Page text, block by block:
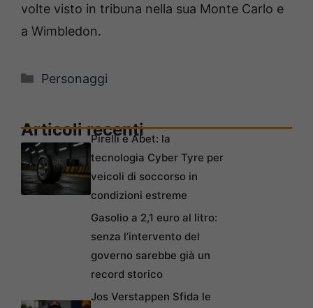
volte visto in tribuna nella sua Monte Carlo e
a Wimbledon.
Categorie
Personaggi
Articoli recenti
Pirelli e Abet: la
tecnologia Cyber Tyre per
veicoli di soccorso in
condizioni estreme
Gasolio a 2,1 euro al litro:
senza l’intervento del
governo sarebbe già un
record storico
Jos Verstappen Sfida le